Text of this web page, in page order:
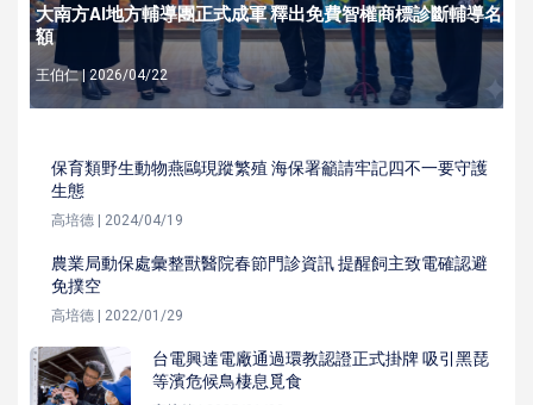
大南方AI地方輔導團正式成軍 釋出免費智權商標診斷輔導名
額
王伯仁 | 2026/04/22
保育類野生動物燕鷗現蹤繁殖 海保署籲請牢記四不一要守護
生態
高培德 | 2024/04/19
農業局動保處彙整獸醫院春節門診資訊 提醒飼主致電確認避
免撲空
高培德 | 2022/01/29
台電興達電廠通過環教認證正式掛牌 吸引黑琵
等濱危候鳥棲息覓食